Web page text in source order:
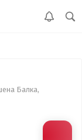
Балка,